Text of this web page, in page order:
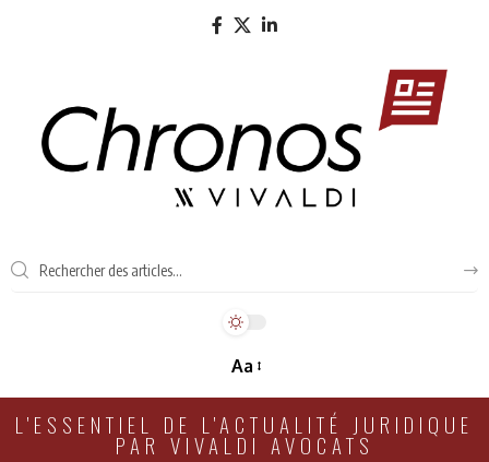
Aa
L'ESSENTIEL DE L'ACTUALITÉ JURIDIQUE
PAR VIVALDI AVOCATS